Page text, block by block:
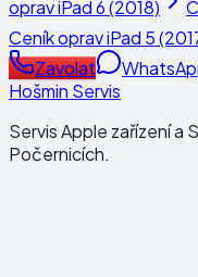
opraviPad 6 (2018)
Ceník opraviPad 5
Zavolat
Hošmin Servis
Servis Apple zařízení a
Počernicích.